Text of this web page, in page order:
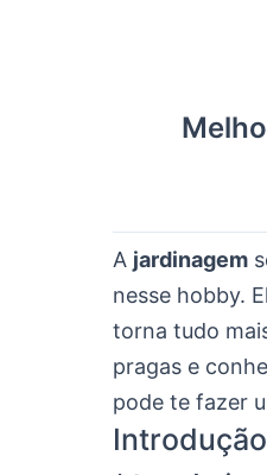
A jardinagem
nesse hobby.
torna tudo
pragas e
pode te fazer